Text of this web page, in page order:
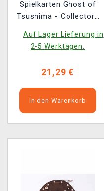
Spielkarten Ghost of
Tsushima - Collectors
Auf Lager Lieferung in
2-5 Werktagen.
21,29 €
In den Warenkorb